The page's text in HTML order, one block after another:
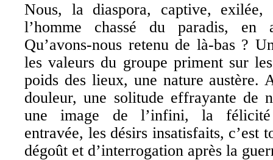
Nous, la diaspora, captive, exilée,
l’homme chassé du paradis, en
Qu’avons-nous retenu de là-bas ?
les valeurs du groupe priment sur
poids des lieux, une nature austère.
douleur, une solitude effrayante de
une image de l’infini, la félicité
entravée, les désirs insatisfaits, c’est
dégoût et d’interrogation après la